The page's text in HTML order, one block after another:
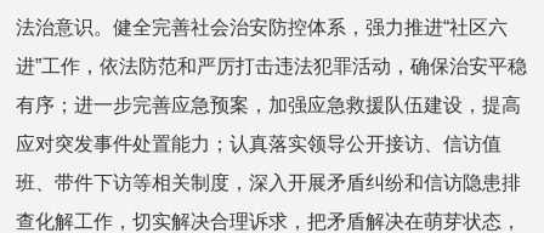
法治意识。健全完善社会治安防控体系，强力推进“社区六
进”工作，依法防范和严厉打击违法犯罪活动，确保治安平稳
有序；进一步完善应急预案，加强应急救援队伍建设，提高
应对突发事件处置能力；认真落实领导公开接访、信访值
班、带件下访等相关制度，深入开展矛盾纠纷和信访隐患排
查化解工作，切实解决合理诉求，把矛盾解决在萌芽状态，